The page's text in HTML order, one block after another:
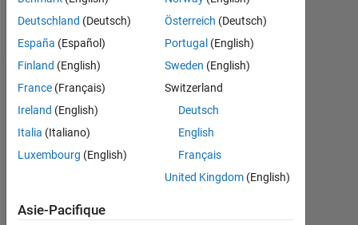
Follow
Tableau de bord
Statistiques
MATLAB Answers
Deutschland (Deutsch)
España (Español)
Finland (English)
France (Français)
Ireland (English)
Italia (Italiano)
Luxembourg (English)
Österreich (Deutsch)
Portugal (English)
Sweden (English)
Switzerland
Deutsch
English
Français
United Kingdom(English)
Asie-Pacifique